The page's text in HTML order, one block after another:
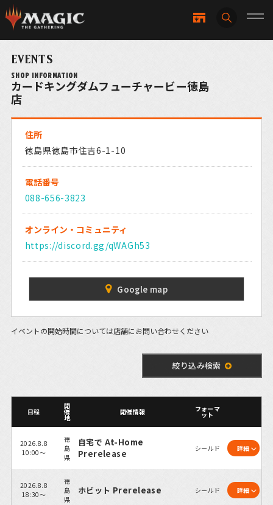
EVENTS
SHOP INFORMATION
カードキングダムフューチャービー徳島
店
住所
徳島県徳島市住吉6-1-10
電話番号
088-656-3823
オンライン・ コミュニティ
https://discord.gg/qWAGh53
Google map
イベントの開始時間については店舗にお問い合わせください
絞り込み検索
日程
開
催
地
開催情報 フォーマ
ット
2026.8.8
10:00～
徳
島
県
自宅で At-Home
Prerelease
シールド 詳細
2026.8.8
18:30～
徳
島
県
ホビット Prerelease シールド 詳細